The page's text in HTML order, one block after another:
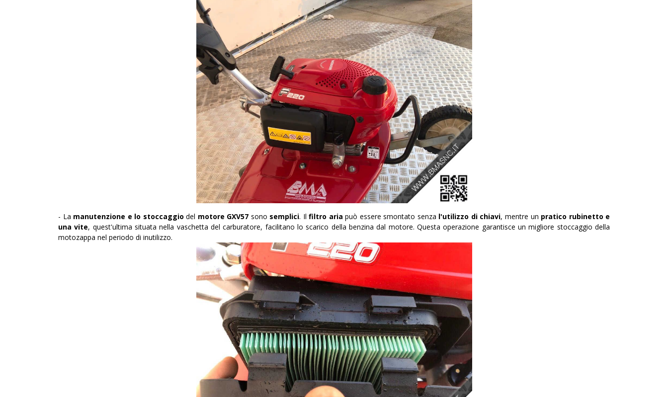
- La manutenzione e lo stoccaggio del motore GXV57 sono semplici. Ilfiltro ariapuò essere smontato senza l'utilizzo di chiavi, mentre un pratico rubinetto e
una vite, quest'ultima situata nella vaschetta del carburatore, facilitano lo scarico della benzina dal motore. Questa operazione garantisce un migliore stoccaggio della
motozappa nel periodo di inutilizzo.